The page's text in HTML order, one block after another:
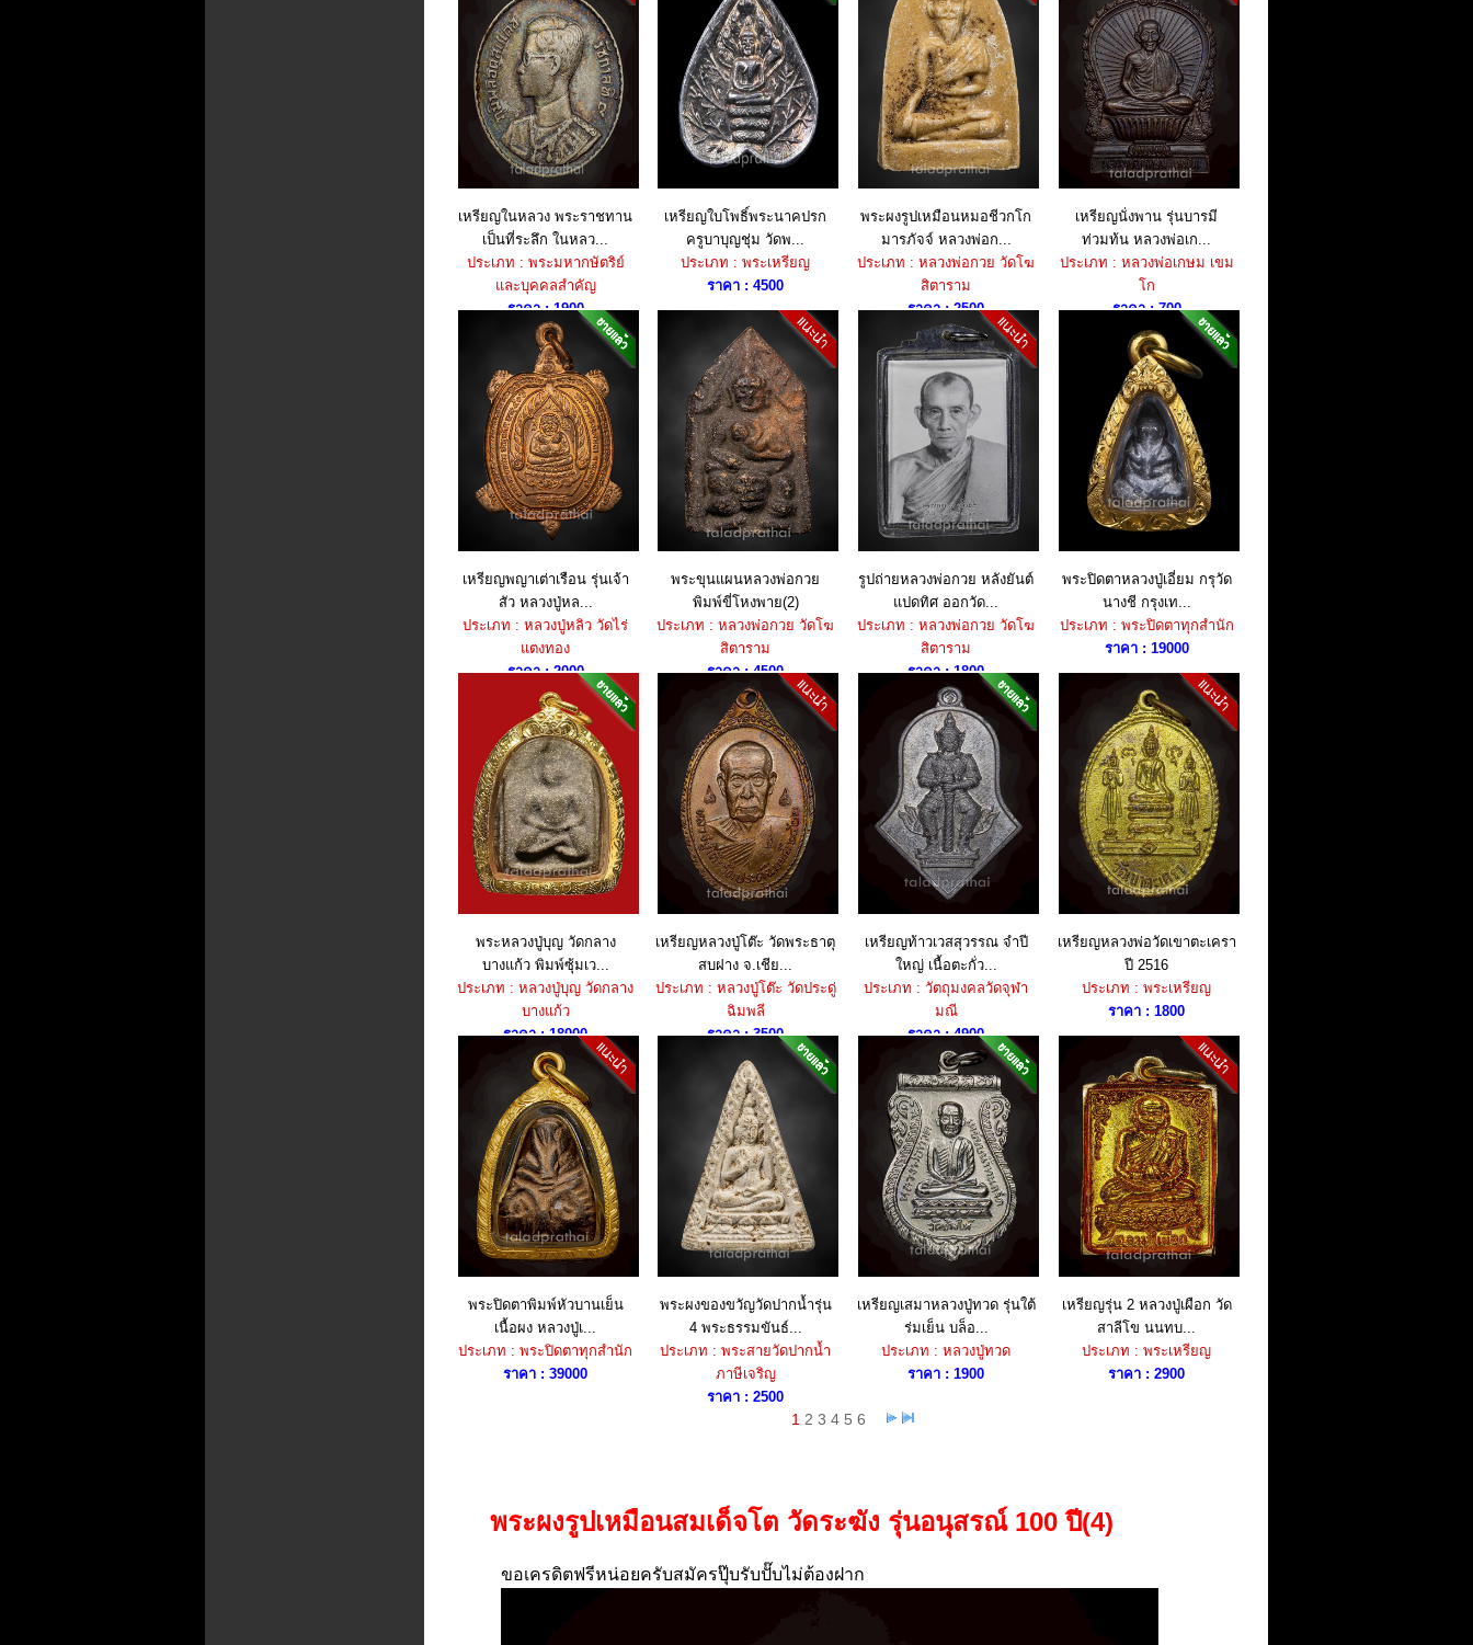
เหรียญในหลวง พระราชทาน
เป็นที่ระลึก ในหลว...
ประเภท : พระมหากษัตริย์
และบุคคลสำคัญ
ราคา : 1900
เหรียญใบโพธิ์พระนาคปรก
ครูบาบุญชุ่ม วัดพ...
ประเภท : พระเหรียญ
ราคา : 4500
พระผงรูปเหมือนหมอชีวกโก
มารภัจจ์ หลวงพ่อก...
ประเภท : หลวงพ่อกวย วัดโฆ
สิตาราม
ราคา : 2500
เหรียญนั่งพาน รุ่นบารมี
ท่วมท้น หลวงพ่อเก...
ประเภท : หลวงพ่อเกษม เขม
โก
ราคา : 700
เหรียญพญาเต่าเรือน รุ่นเจ้า
สัว หลวงปู่หล...
ประเภท : หลวงปู่หลิว วัดไร่
แตงทอง
ราคา : 2000
พระขุนแผนหลวงพ่อกวย
พิมพ์ขี่โหงพาย(2)
ประเภท : หลวงพ่อกวย วัดโฆ
สิตาราม
ราคา : 4500
รูปถ่ายหลวงพ่อกวย หลังยันต์
แปดทิศ ออกวัด...
ประเภท : หลวงพ่อกวย วัดโฆ
สิตาราม
ราคา : 1800
พระปิดตาหลวงปู่เอี่ยม กรุวัด
นางชี กรุงเท...
ประเภท : พระปิดตาทุกสำนัก
ราคา : 19000
พระหลวงปู่บุญ วัดกลาง
บางแก้ว พิมพ์ซุ้มเว...
ประเภท : หลวงปู่บุญ วัดกลาง
บางแก้ว
ราคา : 18000
เหรียญหลวงปู่โต๊ะ วัดพระธาตุ
สบฝาง จ.เชีย...
ประเภท : หลวงปู่โต๊ะ วัดประดู่
ฉิมพลี
ราคา : 3500
เหรียญท้าวเวสสุวรรณ จำปี
ใหญ่ เนื้อตะกั่ว...
ประเภท : วัตถุมงคลวัดจุฬา
มณี
ราคา : 4900
เหรียญหลวงพ่อวัดเขาตะเครา
ปี 2516
ประเภท : พระเหรียญ
ราคา : 1800
พระปิดตาพิมพ์หัวบานเย็น
เนื้อผง หลวงปู่เ...
ประเภท : พระปิดตาทุกสำนัก
ราคา : 39000
พระผงของขวัญวัดปากน้ำรุ่น
4 พระธรรมขันธ์...
ประเภท : พระสายวัดปากน้ำ
ภาษีเจริญ
ราคา : 2500
เหรียญเสมาหลวงปู่ทวด รุ่นใต้
ร่มเย็น บล็อ...
ประเภท : หลวงปู่ทวด
ราคา : 1900
เหรียญรุ่น 2 หลวงปู่เผือก วัด
สาลีโข นนทบ...
ประเภท : พระเหรียญ
ราคา : 2900
1 2 3 4 5 6
พระผงรูปเหมือนสมเด็จโต วัดระฆัง รุ่นอนุสรณ์ 100 ปี(4)
ขอเครดิตฟรีหน่อยครับสมัครปุ๊บรับปั๊บไม่ต้องฝาก